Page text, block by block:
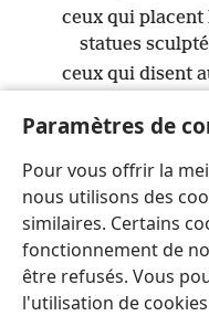
Paramètres de
Pour vous offrir la
nous utilisons des
similaires. Certains
fonctionnement de
être refusés. Vous
l'utilisation de
ceux qui
statues
ceux qui disent
18 Écoutez, vous
Regardez et
19 Qui est aveugle,
Qui est aussi
j’envoie ?
Qui est aussi
récompensé,